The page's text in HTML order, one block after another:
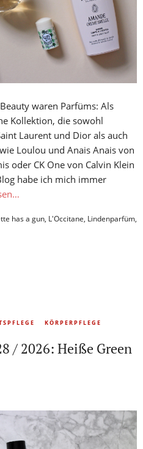
waren Parfüms: Als
Kollektion, die sowohl
Laurent und Dior als auch
Loulou und Anais Anais von
oder CK One von Calvin Klein
habe ich mich immer
has a gun, L'Occitane, Lindenparfüm,
KÖRPERPFLEGE
/ 2026: Heiße Green